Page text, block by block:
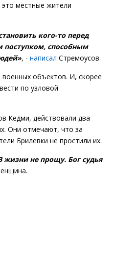
это местные жители
кого-то перед
способным
, - написал Стремоусов.
объектов. И, скорее
по узловой
Кедми, действовали два
Они отмечают, что за
Брилевки не простили их.
жизни не прощу. Бог судья